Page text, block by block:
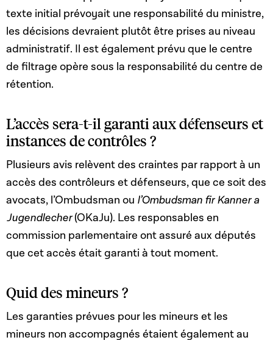
texte initial prévoyait une responsabilité du ministre,
les décisions devraient plutôt être prises au niveau
administratif. Il est également prévu que le centre
de filtrage opère sous la responsabilité du centre de
rétention.
L’accès sera-t-il garanti aux défenseurs et
instances de contrôles ?
Plusieurs avis relèvent des craintes par rapport à un
accès des contrôleurs et défenseurs, que ce soit des
avocats, l’Ombudsman ou l’Ombudsman fir Kanner a
Jugendlecher(OKaJu). Les responsables en
commission parlementaire ont assuré aux députés
que cet accès était garanti à tout moment.
Quid des mineurs ?
Les garanties prévues pour les mineurs et les
mineurs non accompagnés étaient également au